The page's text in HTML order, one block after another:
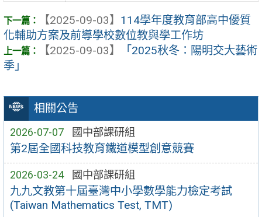
相關公告
2026-07-07 國中部課研組
第2屆全國科技教育鐵道模型創意競賽
2026-03-24 國中部課研組
九九文教第十屆臺灣中小學數學能力檢定考試
(Taiwan Mathematics Test, TMT)
【2025-09-03】 114學年度教育部高中優質
化輔助方案及前導學校數位教與學工作坊
【2025-09-03】
「2025秋冬：陽明交大藝術
季」